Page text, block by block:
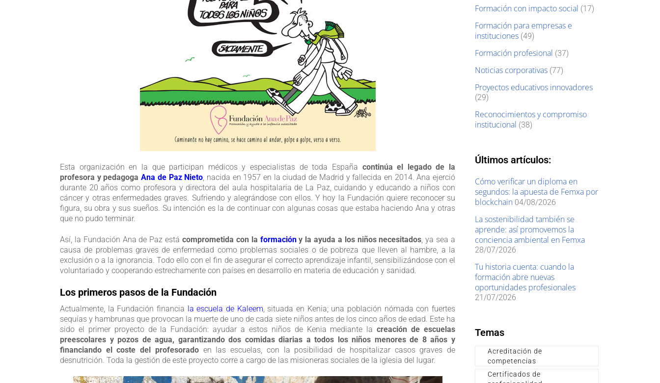
Esta organización en la que participan médicos y especialistas de toda España continúa el legado de la
profesora y pedagogaAna de Paz Nieto, nacida en 1957 en la ciudad de Madrid y fallecida en 2014. Ana ejerció
durante 20 años como profesora y directora del aula hospitalaria de La Paz, cuidando y educando a niños con
cáncer y otras enfermedades graves. Sufriendo y alegrándose con ellos. Y hoy la Fundación quiere reconocer su
figura, su obra y sus sueños. Su intención es la de continuar con algunas cosas que estaba haciendo Ana y otras
que no pudo terminar.
Así, la Fundación Ana de Paz está comprometida con la formacióny la ayuda a los niños necesitados, ya sea a
causa de problemas graves de enfermedad como problemas sociales o de pobreza que lleven al hambre, a la
exclusión o a la ignorancia. Todo ello con el fin de asegurar el correcto aprendizaje infantil, sensibilizándose con el
voluntariado y cooperando estrechamente con países en desarrollo en materia de educación y sanidad.
Los primeros pasos de la Fundación
Actualmente, la Fundación financia la escuela de Kaleem, situada en Kenia; una población nómada con fuertes
sequías y hambrunas que provocan la muerte de uno de cada siete niños antes de los cinco años de edad. Este ha
sido el primer proyecto de la Fundación: ayudar a estos niños de Kenia mediante lacreación de escuelas
preescolares y pozos de agua, garantizando dos comidas diarias a todos los niños menores de 8 años y
financiando el coste del profesoradoen las escuelas, con la posibilidad de hospitalizar casos graves de
desnutrición. Toda la gestión de este proyecto corre a cargo de las misioneras sociales de la iglesia del lugar.
Formación con impacto social (17)
Formación para empresas e
instituciones (49)
Formación profesional (37)
Noticias corporativas (77)
Proyectos educativos innovadores
(29)
Reconocimientos y compromiso
institucional (38)
Últimos artículos:
Cómo verificar un diploma en
segundos: la apuesta de Femxa por
blockchain 04/08/2026
La sostenibilidad también se
aprende: así promovemos la
conciencia ambiental en Femxa
28/07/2026
Tu historia cuenta: cuando la
formación abre nuevas
oportunidades profesionales
21/07/2026
Temas
Acreditación de
competencias
Certificados de